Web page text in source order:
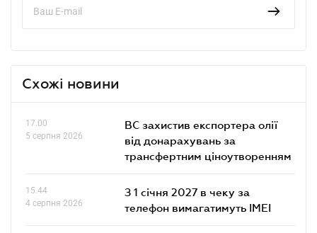
Схожі новини
17.00
5 серпня 2026
ВС захистив експортера олії
від донарахувань за
трансфертним ціноутворенням
15.44
4 серпня 2026
З 1 січня 2027 в чеку за
телефон вимагатимуть IMEI